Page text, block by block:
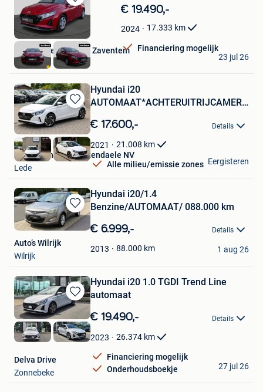
Bewaren
in
Mijn
Favorieten
€ 19.490,-
2024 17.333 km
Financiering mogelijk
Van Mossel Hyundai Zaventem
Zaventem
23 jul 26
Bewaren
in
Mijn
Favorieten
Hyundai i20
€ 17.600,- Details
2021 21.008 km
Alle milieu/emissie zones
Garage Thomas Uyttendaele NV
Lede
Eergisteren
Bewaren
in
Favorieten
Hyundai i20/1.4
Benzine/AUTOMAAT/ 088.000 km
€ 6.999,- Details
2013 88.000 km
Auto’s Wilrijk
Wilrijk
1 aug 26
Bewaren
in
Mijn
Favorieten
Hyundai i20 1.0 TGDI Trend Line
automaat
€ 19.490,- Details
2023 26.374 km
Financiering mogelijk
Onderhoudsboekje
Delva Drive
Zonnebeke
27 jul 26